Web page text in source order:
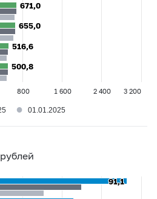
671,0
671,0
655,0
655,0
516,6
516,6
500,8
500,8
800 1 600 2 400 3 200
● 01.01.2025
91,1
91,1